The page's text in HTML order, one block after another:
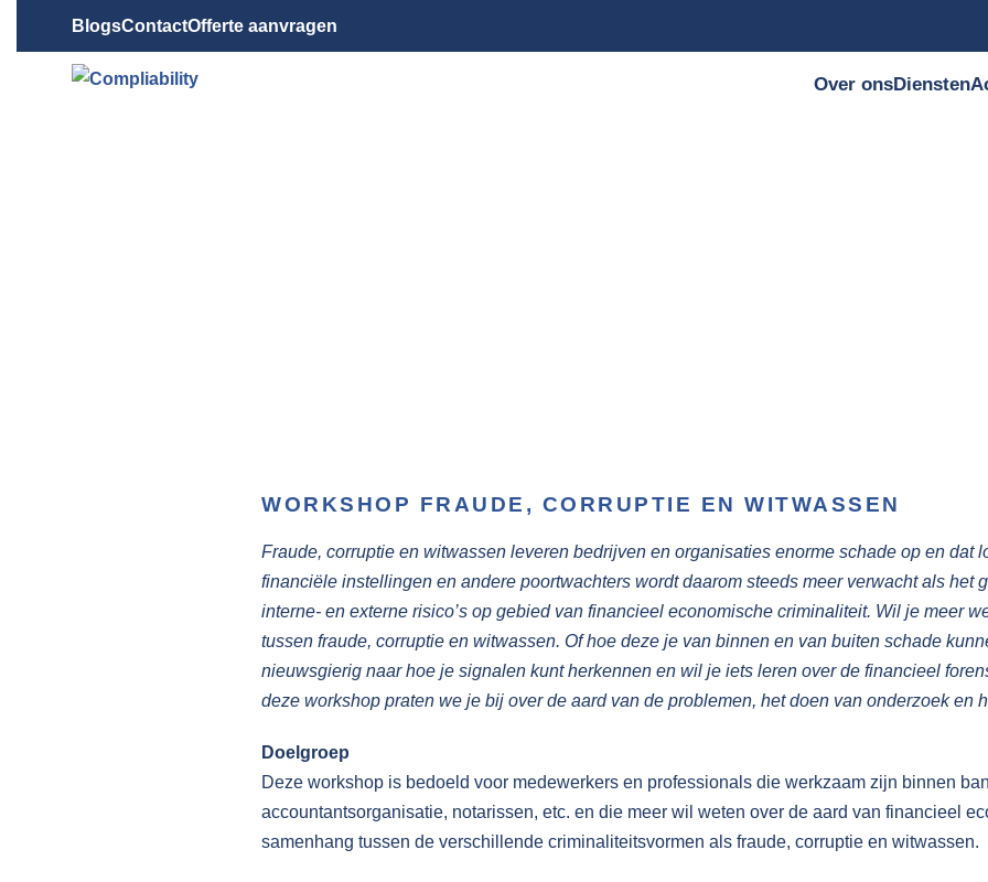
BlogsContactOfferte aanvragen
Over onsDiensten
WORKSHOP FRAUDE, CORRUPTIE EN WITWASSEN
Fraude, corruptie en witwassen leveren bedrijven en organisaties enorme schade op en dat
financiële instellingen en andere poortwachters wordt daarom steeds meer verwacht als het
interne- en externe risico’s op gebied van financieel economische criminaliteit. Wil je meer
tussen fraude, corruptie en witwassen. Of hoe deze je van binnen en van buiten schade
nieuwsgierig naar hoe je signalen kunt herkennen en wil je iets leren over de financieel
deze workshop praten we je bij over de aard van de problemen, het doen van onderzoek en
Doelgroep
Deze workshop is bedoeld voor medewerkers en professionals die werkzaam zijn binnen
accountantsorganisatie, notarissen, etc. en die meer wil weten over de aard van financieel
samenhang tussen de verschillende criminaliteitsvormen als fraude, corruptie en witwassen.